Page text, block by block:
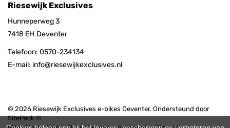
Riesewijk Exclusives
Hunneperweg 3
7418 EH Deventer
Telefoon: 0570-234134
E-mail: info@riesewijkexclusives.nl
© 2026 Riesewijk Exclusives e-bikes Deventer. Ondersteund door
SitePack ®